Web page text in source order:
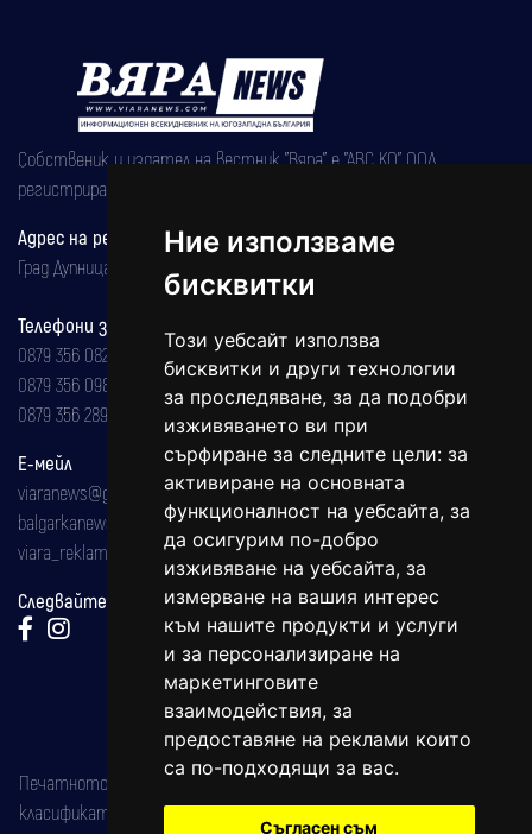
Ние използваме
бисквитки
Този уебсайт използва
бисквитки и други технологии
за проследяване, за да подобри
изживяването ви при
сърфиране за следните цели: за
активиране на основната
функционалност на уебсайта, за
да осигурим по-добро
изживяване на уебсайта, за
измерване на вашия интерес
към нашите продукти и услуги
и за персонализиране на
маркетинговите
взаимодействия, за
предоставяне на реклами които
са по-подходящи за вас.
Съгласен съм
Собственик и издател на вестник "Вяра" е "АВС КО" ООД,
регистрирана на 08.05.2002 година.
Адрес на редакцията
Град Дупница, ул.''Христо Ботев" 43
Телефони за реклама и абонаменти
0879 356 082
0879 356 098
0879 356 289
Е-мейл
viaranews@gmail.com
balgarkanews@gmail.com
viara_reklama@mail.bg
Следвайте ни:
Печатното издание на вестника е регистрирано в националния
класификатор на печатните издания (Българска национална